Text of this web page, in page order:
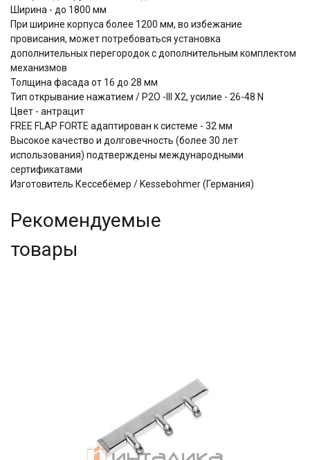
Ширина - до 1800 мм
При ширине корпуса более 1200 мм, во избежание
провисания, может потребоваться установка
дополнительных перегородок с дополнительным комплектом
механизмов
Толщина фасада от 16 до 28 мм
Тип открывание нажатием / P2O -III Х2, усилие - 26-48 N
Цвет - антрацит
FREE FLAP FORTE адаптирован к системе - 32 мм
Высокое качество и долговечность (более 30 лет
использования) подтверждены международными
сертификатами
Изготовитель Кессебёмер / Kessebohmer (Германия)
Рекомендуемые
товары